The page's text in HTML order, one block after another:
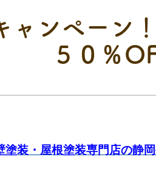
ャンペーン
５０％
装・屋根塗装専門店の静